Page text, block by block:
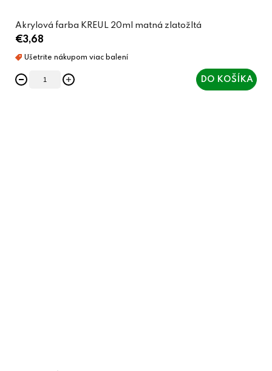
Akrylová farba KREUL 20ml matná zlatožltá
€3,68
DO KOŠÍKA